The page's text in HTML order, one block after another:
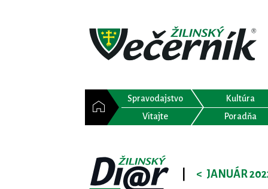
Spravodajstvo Kultúra
Vitajte
Poradňa
< JANUÁR